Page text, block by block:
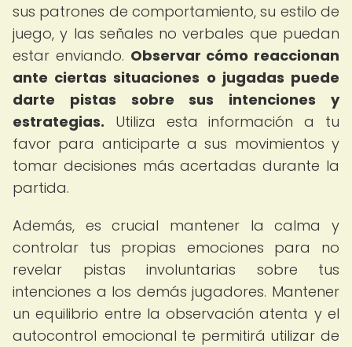
sus patrones de comportamiento, su estilo de
juego, y las señales no verbales que puedan
estar enviando. Observar cómo reaccionan
ante ciertas situaciones o jugadas puede
darte pistas sobre sus intenciones y
estrategias. Utiliza esta información a tu
favor para anticiparte a sus movimientos y
tomar decisiones más acertadas durante la
partida.
Además, es crucial mantener la calma y
controlar tus propias emociones para no
revelar pistas involuntarias sobre tus
intenciones a los demás jugadores. Mantener
un equilibrio entre la observación atenta y el
autocontrol emocional te permitirá utilizar de